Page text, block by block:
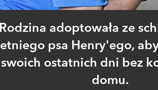
Rodzina adoptowała ze
letniego psa Henry'ego,
swoich ostatnich dni bez
domu.